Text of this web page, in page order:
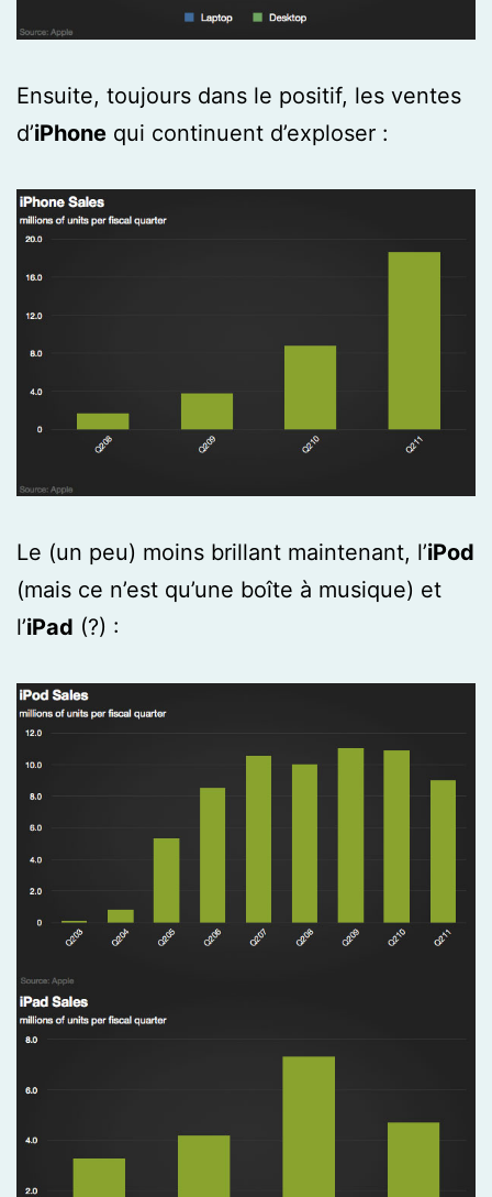
Ensuite, toujours dans le positif, les ventes
d’iPhone qui continuent d’exploser :
Le (un peu) moins brillant maintenant, l’iPod
(mais ce n’est qu’une boîte à musique) et
l’iPad (?) :